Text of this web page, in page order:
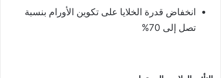
انخفاض قدرة الخلايا على تكوين الأورام بنسبة
تصل إلى 70%